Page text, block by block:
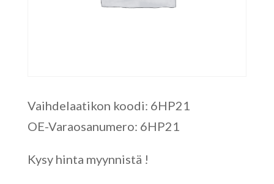
Vaihdelaatikon koodi: 6HP21
OE-Varaosanumero: 6HP21
Kysy hinta myynnistä !